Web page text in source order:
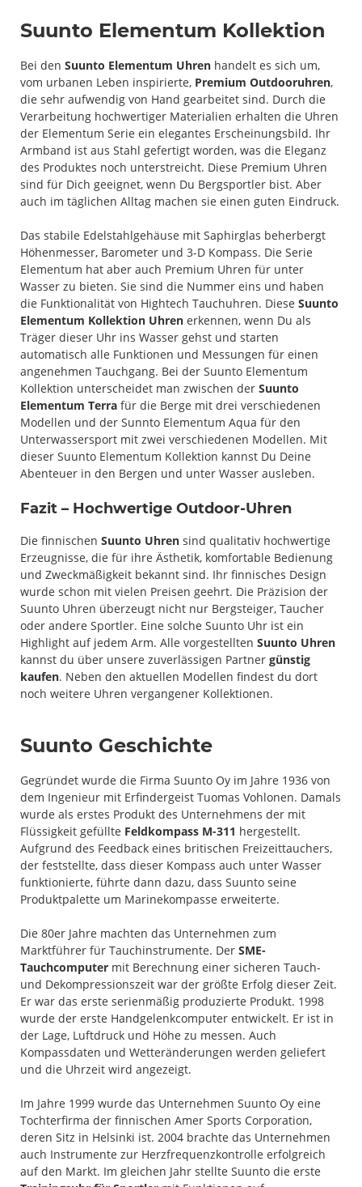
Suunto Elementum Kollektion
Bei den Suunto Elementum Uhren handelt es sich um,
vom urbanen Leben inspirierte, Premium Outdooruhren,
die sehr aufwendig von Hand gearbeitet sind. Durch die
Verarbeitung hochwertiger Materialien erhalten die Uhren
der Elementum Serie ein elegantes Erscheinungsbild. Ihr
Armband ist aus Stahl gefertigt worden, was die Eleganz
des Produktes noch unterstreicht. Diese Premium Uhren
sind für Dich geeignet, wenn Du Bergsportler bist. Aber
auch im täglichen Alltag machen sie einen guten Eindruck.
Das stabile Edelstahlgehäuse mit Saphirglas beherbergt
Höhenmesser, Barometer und 3-D Kompass. Die Serie
Elementum hat aber auch Premium Uhren für unter
Wasser zu bieten. Sie sind die Nummer eins und haben
die Funktionalität von Hightech Tauchuhren. Diese Suunto
Elementum Kollektion Uhren erkennen, wenn Du als
Träger dieser Uhr ins Wasser gehst und starten
automatisch alle Funktionen und Messungen für einen
angenehmen Tauchgang. Bei der Suunto Elementum
Kollektion unterscheidet man zwischen der Suunto
Elementum Terra für die Berge mit drei verschiedenen
Modellen und der Sunnto Elementum Aqua für den
Unterwassersport mit zwei verschiedenen Modellen. Mit
dieser Suunto Elementum Kollektion kannst Du Deine
Abenteuer in den Bergen und unter Wasser ausleben.
Fazit – Hochwertige Outdoor-Uhren
Die finnischen Suunto Uhren sind qualitativ hochwertige
Erzeugnisse, die für ihre Ästhetik, komfortable Bedienung
und Zweckmäßigkeit bekannt sind. Ihr finnisches Design
wurde schon mit vielen Preisen geehrt. Die Präzision der
Suunto Uhren überzeugt nicht nur Bergsteiger, Taucher
oder andere Sportler. Eine solche Suunto Uhr ist ein
Highlight auf jedem Arm. Alle vorgestellten Suunto Uhren
kannst du über unsere zuverlässigen Partner günstig
kaufen. Neben den aktuellen Modellen findest du dort
noch weitere Uhren vergangener Kollektionen.
Suunto Geschichte
Gegründet wurde die Firma Suunto Oy im Jahre 1936 von
dem Ingenieur mit Erfindergeist Tuomas Vohlonen. Damals
wurde als erstes Produkt des Unternehmens der mit
Flüssigkeit gefüllte Feldkompass M-311 hergestellt.
Aufgrund des Feedback eines britischen Freizeittauchers,
der feststellte, dass dieser Kompass auch unter Wasser
funktionierte, führte dann dazu, dass Suunto seine
Produktpalette um Marinekompasse erweiterte.
Die 80er Jahre machten das Unternehmen zum
Marktführer für Tauchinstrumente. Der SME-
Tauchcomputer mit Berechnung einer sicheren Tauch-
und Dekompressionszeit war der größte Erfolg dieser Zeit.
Er war das erste serienmäßig produzierte Produkt. 1998
wurde der erste Handgelenkcomputer entwickelt. Er ist in
der Lage, Luftdruck und Höhe zu messen. Auch
Kompassdaten und Wetteränderungen werden geliefert
und die Uhrzeit wird angezeigt.
Im Jahre 1999 wurde das Unternehmen Suunto Oy eine
Tochterfirma der finnischen Amer Sports Corporation,
deren Sitz in Helsinki ist. 2004 brachte das Unternehmen
auch Instrumente zur Herzfrequenzkontrolle erfolgreich
auf den Markt. Im gleichen Jahr stellte Suunto die erste